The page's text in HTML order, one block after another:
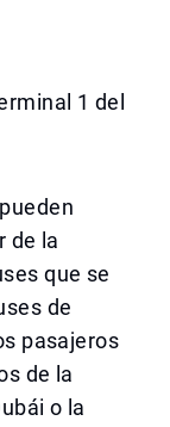
1 del
de la
que se
de
pasajeros
de la
o la